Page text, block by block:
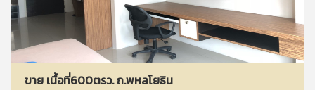
ขาย เนื้อที่600ตรว. ถ.พหลโยธิน